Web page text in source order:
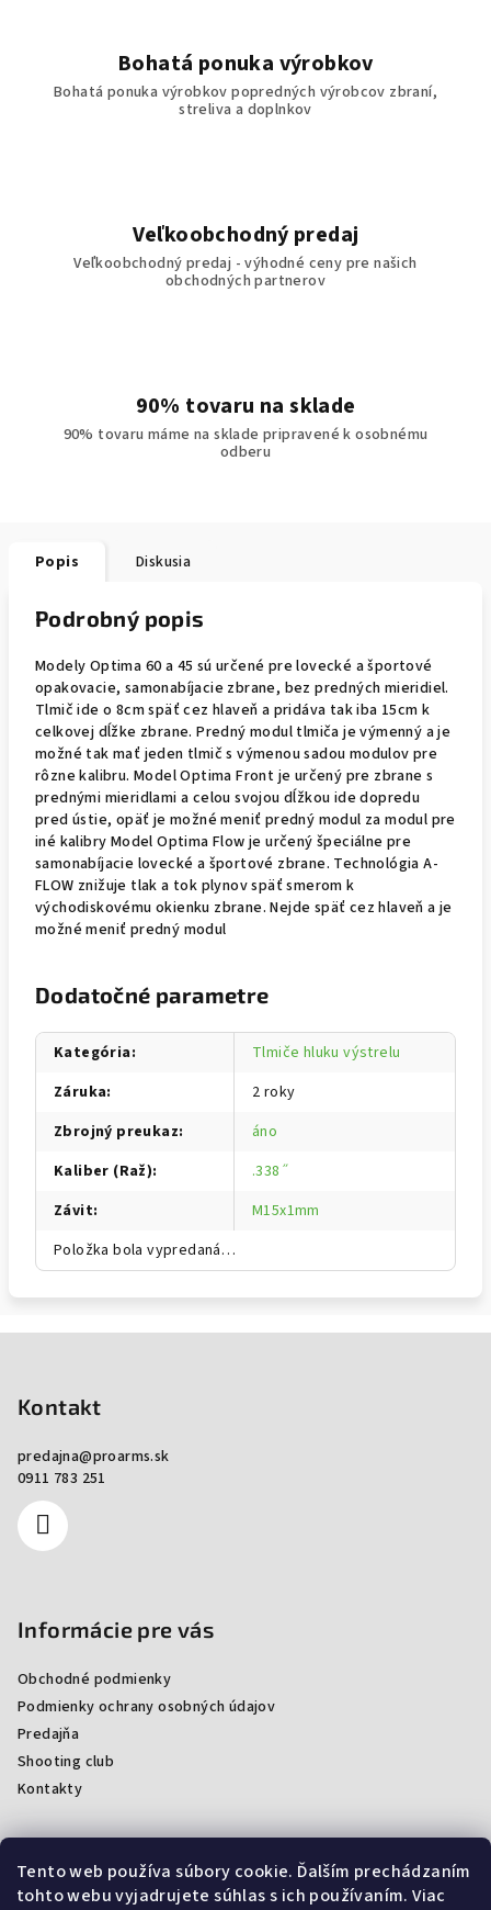
Tento web používa súbory cookie. Ďalším prechádzaním
tohto webu vyjadrujete súhlas s ich používaním. Viac
Bohatá ponuka výrobkov
Bohatá ponuka výrobkov popredných výrobcov zbraní,
streliva a doplnkov
Veľkoobchodný predaj
Veľkoobchodný predaj - výhodné ceny pre našich
obchodných partnerov
90% tovaru na sklade
90% tovaru máme na sklade pripravené k osobnému
odberu
Popis Diskusia
Podrobný popis
Modely Optima 60 a 45 sú určené pre lovecké a športové
opakovacie, samonabíjacie zbrane, bez predných mieridiel.
Tlmič ide o 8cm späť cez hlaveň a pridáva tak iba 15cm k
celkovej dĺžke zbrane. Predný modul tlmiča je výmenný a je
možné tak mať jeden tlmič s výmenou sadou modulov pre
rôzne kalibru. Model Optima Front je určený pre zbrane s
prednými mieridlami a celou svojou dĺžkou ide dopredu
pred ústie, opäť je možné meniť predný modul za modul pre
iné kalibry Model Optima Flow je určený špeciálne pre
samonabíjacie lovecké a športové zbrane. Technológia A-
FLOW znižuje tlak a tok plynov späť smerom k
východiskovému okienku zbrane. Nejde späť cez hlaveň a je
možné meniť predný modul
Dodatočné parametre
Kategória:
Tlmiče hluku výstrelu
Záruka:
2 roky
Zbrojný preukaz:
áno
Kaliber (Raž):
.338˝
Závit:
M15x1mm
Položka bola vypredaná…
Kontakt
predajna@proarms.sk
0911 783 251
Informácie pre vás
Obchodné podmienky
Podmienky ochrany osobných údajov
Predajňa
Shooting club
Kontakty
Facebook